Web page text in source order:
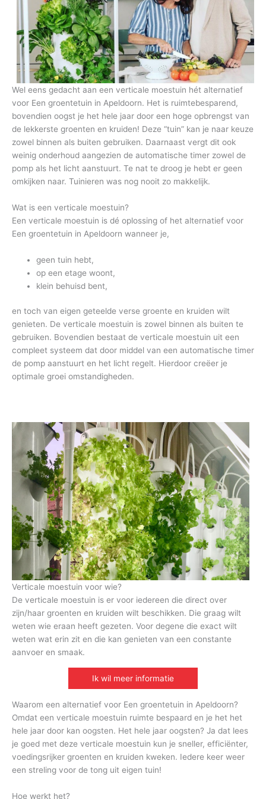
Wel eens gedacht aan een verticale moestuin hét alternatief
voor Een groentetuin in Apeldoorn. Het is ruimtebesparend,
bovendien oogst je het hele jaar door een hoge opbrengst van
de lekkerste groenten en kruiden! Deze “tuin” kan je naar keuze
zowel binnen als buiten gebruiken. Daarnaast vergt dit ook
weinig onderhoud aangezien de automatische timer zowel de
pomp als het licht aanstuurt. Te nat te droog je hebt er geen
omkijken naar. Tuinieren was nog nooit zo makkelijk.
Wat is een verticale moestuin?
Een verticale moestuin is dé oplossing of het alternatief voor
Een groentetuin in Apeldoorn wanneer je,
geen tuin hebt,
op een etage woont,
klein behuisd bent,
en toch van eigen geteelde verse groente en kruiden wilt
genieten. De verticale moestuin is zowel binnen als buiten te
gebruiken. Bovendien bestaat de verticale moestuin uit een
compleet systeem dat door middel van een automatische timer
de pomp aanstuurt en het licht regelt. Hierdoor creëer je
optimale groei omstandigheden.
Verticale moestuin voor wie?
De verticale moestuin is er voor iedereen die direct over
zijn/haar groenten en kruiden wilt beschikken. Die graag wilt
weten wie eraan heeft gezeten. Voor degene die exact wilt
weten wat erin zit en die kan genieten van een constante
aanvoer en smaak.
Ik wil meer informatie
Waarom een alternatief voor Een groentetuin in Apeldoorn?
Omdat een verticale moestuin ruimte bespaard en je het het
hele jaar door kan oogsten. Het hele jaar oogsten? Ja dat lees
je goed met deze verticale moestuin kun je sneller, efficiënter,
voedingsrijker groenten en kruiden kweken. Iedere keer weer
een streling voor de tong uit eigen tuin!
Hoe werkt het?